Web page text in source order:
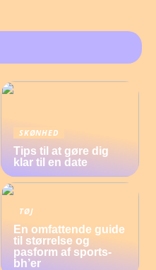
SKØNHED
Tips til at gøre dig
klar til en date
TØJ
En omfattende guide
til størrelse og
pasform af sports-
bh’er